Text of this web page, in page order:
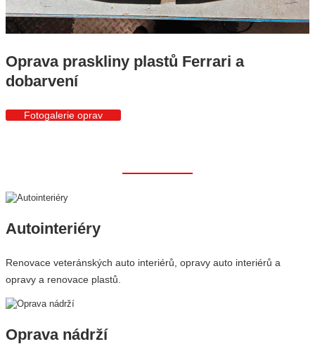
Oprava praskliny plastů Ferrari a
dobarvení
Fotogalerie oprav
Autointeriéry
Renovace veteránských auto interiérů, opravy auto interiérů a
opravy a renovace plastů.
Oprava nádrží